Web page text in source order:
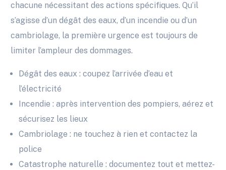
chacune nécessitant des actions spécifiques. Qu’il
s’agisse d’un dégât des eaux, d’un incendie ou d’un
cambriolage, la première urgence est toujours de
limiter l’ampleur des dommages.
Dégât des eaux : coupez l’arrivée d’eau et
l’électricité
Incendie : après intervention des pompiers, aérez et
sécurisez les lieux
Cambriolage : ne touchez à rien et contactez la
police
Catastrophe naturelle : documentez tout et mettez-